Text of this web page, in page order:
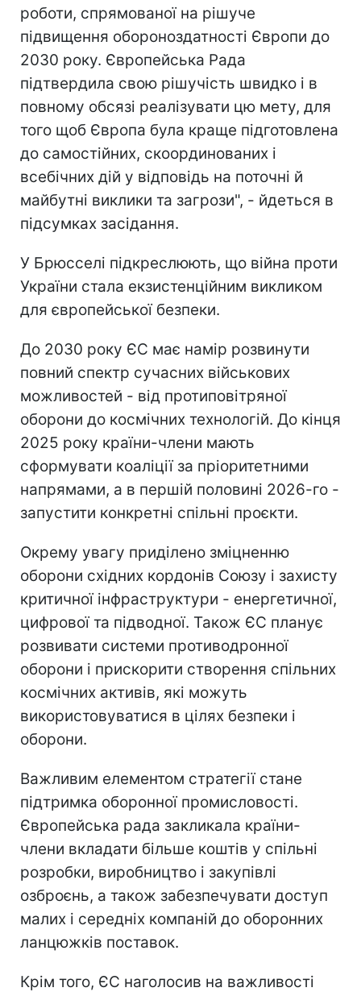
роботи, спрямованої на рішуче
підвищення обороноздатності Європи до
2030 року. Європейська Рада
підтвердила свою рішучість швидко і в
повному обсязі реалізувати цю мету, для
того щоб Європа була краще підготовлена
до самостійних, скоординованих і
всебічних дій у відповідь на поточні й
майбутні виклики та загрози", - йдеться в
підсумках засідання.
У Брюсселі підкреслюють, що війна проти
України стала екзистенційним викликом
для європейської безпеки.
До 2030 року ЄС має намір розвинути
повний спектр сучасних військових
можливостей - від протиповітряної
оборони до космічних технологій. До кінця
2025 року країни-члени мають
сформувати коаліції за пріоритетними
напрямами, а в першій половині 2026-го -
запустити конкретні спільні проєкти.
Окрему увагу приділено зміцненню
оборони східних кордонів Союзу і захисту
критичної інфраструктури - енергетичної,
цифрової та підводної. Також ЄС планує
розвивати системи противодронної
оборони і прискорити створення спільних
космічних активів, які можуть
використовуватися в цілях безпеки і
оборони.
Важливим елементом стратегії стане
підтримка оборонної промисловості.
Європейська рада закликала країни-
члени вкладати більше коштів у спільні
розробки, виробництво і закупівлі
озброєнь, а також забезпечувати доступ
малих і середніх компаній до оборонних
ланцюжків поставок.
Крім того, ЄС наголосив на важливості